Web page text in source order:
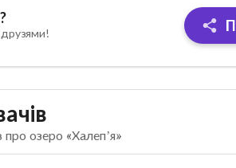
друзями!
про озеро «Халеп’я»